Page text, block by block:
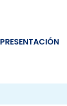
PRESENTACIÓN